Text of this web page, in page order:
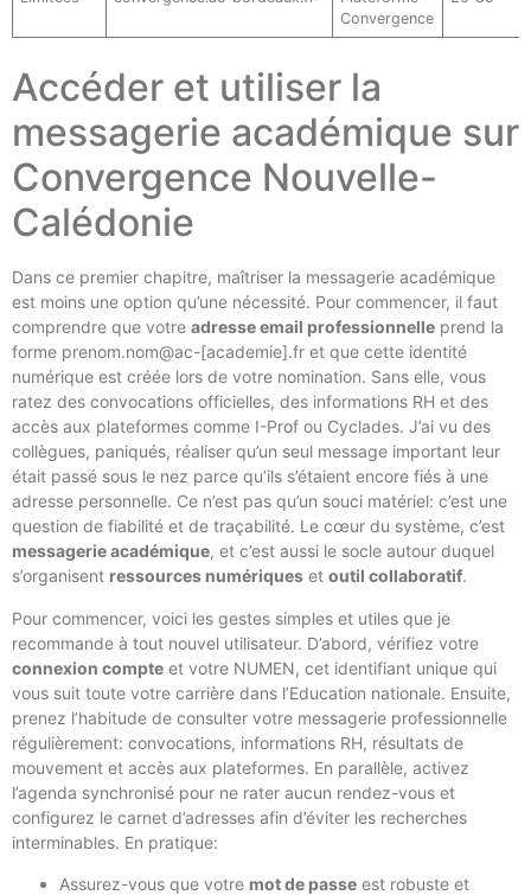
Convergence
Accéder et utiliser la
messagerie académique sur
Convergence Nouvelle-
Calédonie
Dans ce premier chapitre, maîtriser la messagerie académique
est moins une option qu’une nécessité. Pour commencer, il faut
comprendre que votre adresse email professionnelle prend la
forme prenom.nom@ac-[academie].fr et que cette identité
numérique est créée lors de votre nomination. Sans elle, vous
ratez des convocations officielles, des informations RH et des
accès aux plateformes comme I-Prof ou Cyclades. J’ai vu des
collègues, paniqués, réaliser qu’un seul message important leur
était passé sous le nez parce qu’ils s’étaient encore fiés à une
adresse personnelle. Ce n’est pas qu’un souci matériel: c’est une
question de fiabilité et de traçabilité. Le cœur du système, c’est
messagerie académique, et c’est aussi le socle autour duquel
s’organisent ressources numériques et outil collaboratif.
Pour commencer, voici les gestes simples et utiles que je
recommande à tout nouvel utilisateur. D’abord, vérifiez votre
connexion compte et votre NUMEN, cet identifiant unique qui
vous suit toute votre carrière dans l’Education nationale. Ensuite,
prenez l’habitude de consulter votre messagerie professionnelle
régulièrement: convocations, informations RH, résultats de
mouvement et accès aux plateformes. En parallèle, activez
l’agenda synchronisé pour ne rater aucun rendez-vous et
configurez le carnet d’adresses afin d’éviter les recherches
interminables. En pratique:
Assurez-vous que votre mot de passe est robuste et